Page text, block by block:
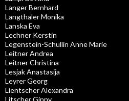
Langer Bernhard
Langthaler Monika
Lanska Eva
Lechner Kerstin
Legenstein-Schullin Anne Marie
Leitner Andrea
Leitner Christina
Lesjak Anastasija
Leyrer Georg
Lientscher Alexandra